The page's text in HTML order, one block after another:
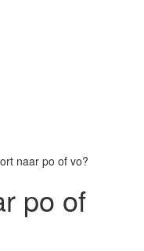
naar po of vo?
po of